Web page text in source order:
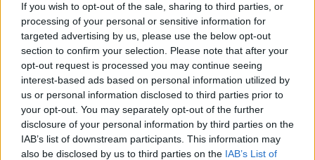
If you wish to opt-out of the sale, sharing to third parties, or
processing of your personal or sensitive information for
targeted advertising by us, please use the below opt-out
section to confirm your selection. Please note that after your
opt-out request is processed you may continue seeing
interest-based ads based on personal information utilized by
us or personal information disclosed to third parties prior to
your opt-out. You may separately opt-out of the further
disclosure of your personal information by third parties on the
IAB’s list of downstream participants. This information may
also be disclosed by us to third parties on the IAB’s List of
της
Η 38χρονη κινούνταν με χαμηλή ταχύτητα και
κατάφερε να ακινητοποιήσει το όχημα με το
χειρόφρενο - Τι της είπαν από την αστυνομία όταν
τους περιέγραψε την εμπειρία της